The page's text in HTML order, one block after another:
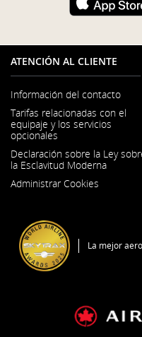
ATENCIÓN AL CLIENTE
Información del contacto
abre
Tarifas relacionadas con el
equipaje y los servicios
opcionales
Declaración sobre la Ley
la Esclavitud Moderna
Administrar Cookies
La mejor